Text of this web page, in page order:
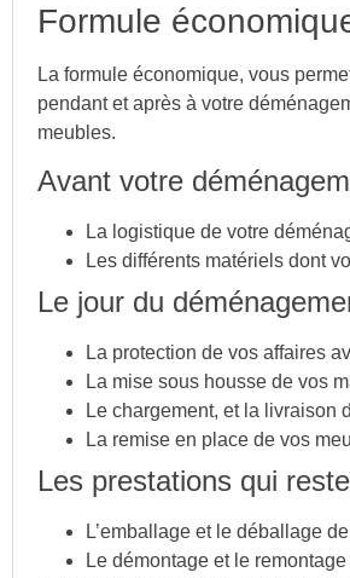
Formule
La formule économique, vous
pendant et après à votre
meubles.
Avant votre
La logistique de votre
Les différents matériels dont
Le jour du
La protection de vos affaires
La mise sous housse de vos
Le chargement, et la livraison
La remise en place de vos
Les prestations qui
L’emballage et le déballage
Le démontage et le